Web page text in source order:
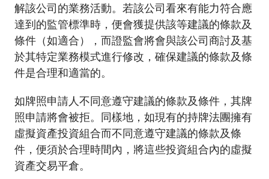
解該公司的業務活動。若該公司看來有能力符合應
達到的監管標準時，便會獲提供該等建議的條款及
條件（如適合），而證監會將會與該公司商討及基
於其特定業務模式進行修改，確保建議的條款及條
件是合理和適當的。
如牌照申請人不同意遵守建議的條款及條件，其牌
照申請將會被拒。同樣地，如現有的持牌法團擁有
虛擬資產投資組合而不同意遵守建議的條款及條
件，便須於合理時間內，將這些投資組合內的虛擬
資產交易平倉。